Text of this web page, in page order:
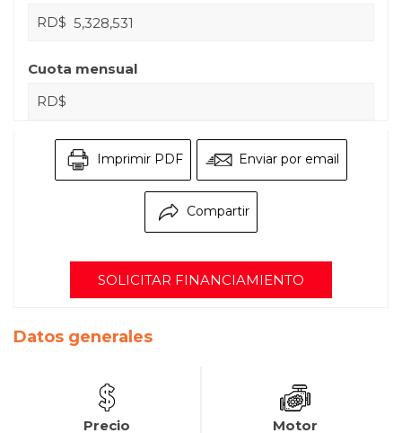
RD$
Cuota mensual
RD$
Imprimir PDF Enviar por email
Compartir
SOLICITAR FINANCIAMIENTO
Datos generales
Precio Motor